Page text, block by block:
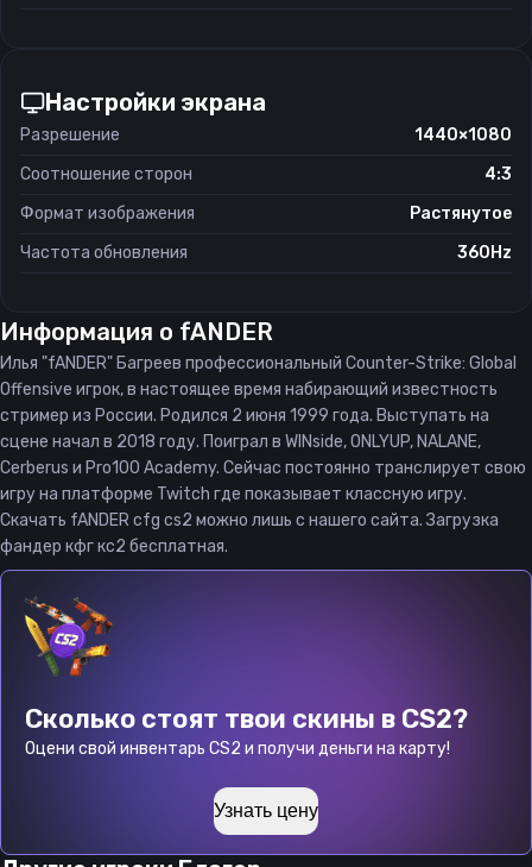
Настройки экрана
Разрешение
1440×1080
Соотношение сторон
4:3
Формат изображения
Растянутое
Частота обновления
360Hz
Информация о fANDER
Илья "fANDER" Багреев профессиональный Counter-Strike: Global
Offensive игрок, в настоящее время набирающий известность
стример из России. Родился 2 июня 1999 года. Выступать на
сцене начал в 2018 году. Поиграл в WINside, ONLYUP, NALANE,
Cerberus и Pro100 Academy. Сейчас постоянно транслирует свою
игру на платформе Twitch где показывает классную игру.
Скачать fANDER cfg cs2 можно лишь с нашего сайта. Загрузка
фандер кфг кс2 бесплатная.
Сколько стоят твои скины в CS2?
Оцени свой инвентарь CS2 и получи деньги на карту!
Узнать цену